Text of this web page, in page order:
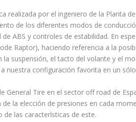
realizada por el ingeniero de la Planta
de los diferentes modos de
ABS y controles de estabilidad. En
Raptor), haciendo referencia a la
suspensión, el tacto del volante y el
nuestra configuración favorita en un
General Tire en el sector off road de
la elección de presiones en cada
de las características de este.